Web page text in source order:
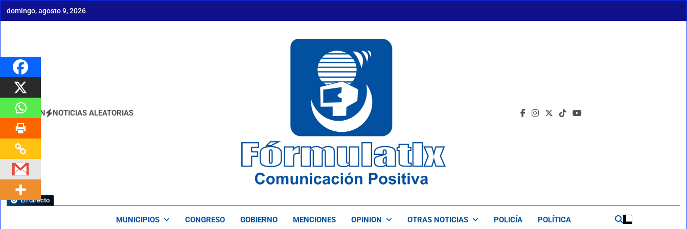
Saltar
domingo, agosto 9, 2026
BOLETÍN NOTICIAS ALEATORIAS
En directo FormulaTlx
MUNICIPIOS CONGRESO GOBIERNO MENCIONES OPINION OTRAS NOTICIAS POLICÍA POLÍTICA